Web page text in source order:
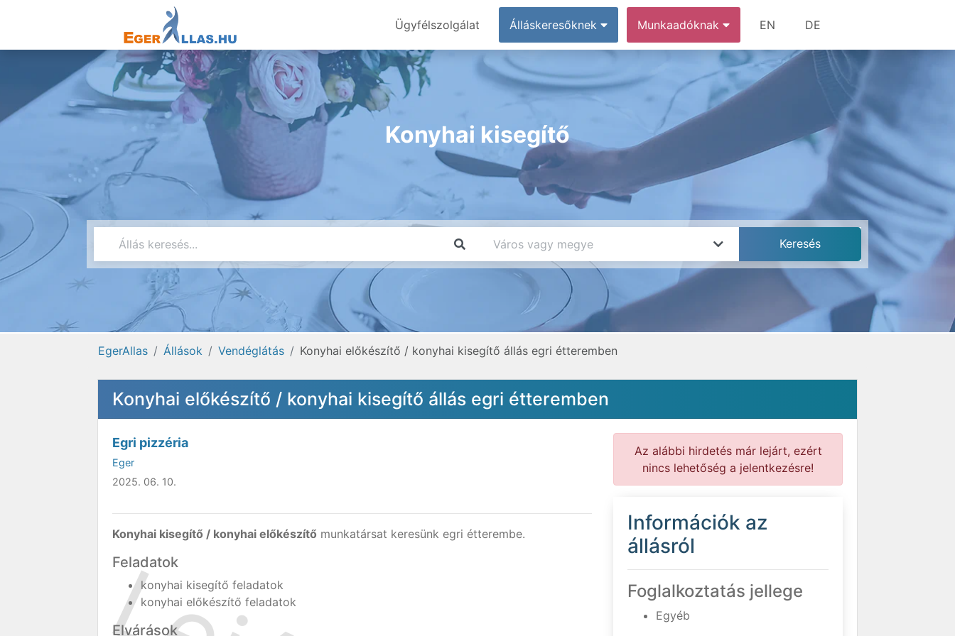
Ügyfélszolgálat Álláskeresőknek Munkaadóknak EN DE
Konyhai kisegítő
EgerAllas Állások Vendéglátás Konyhai előkészítő / konyhai kisegítő állás egri étteremben
Konyhai előkészítő / konyhai kisegítő állás egri étteremben
Egri pizzéria
Eger
2025. 06. 10.
Konyhai kisegítő / konyhai előkészítő munkatársat keresünk egri étterembe.
Feladatok
konyhai kisegítő feladatok
konyhai előkészítő feladatok
Elvárások
Az alábbi hirdetés már lejárt, ezért
nincs lehetőség a jelentkezésre!
Információk az
állásról
Foglalkoztatás jellege
Egyéb